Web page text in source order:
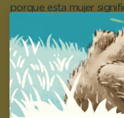
porque esta mujer
¡el regalo perfecto
de darle las gracias y
Personaliza tu libro
no olvidará fácilmente.